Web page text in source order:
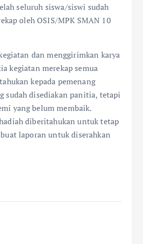
seluruh siswa/siswi sudah
oleh OSIS/MPK SMAN 10
dan menggirimkan karya
kegiatan merekap semua
kepada pemenang
sudah disediakan panitia, tetapi
yang belum membaik.
diberitahukan untuk tetap
laporan untuk diserahkan